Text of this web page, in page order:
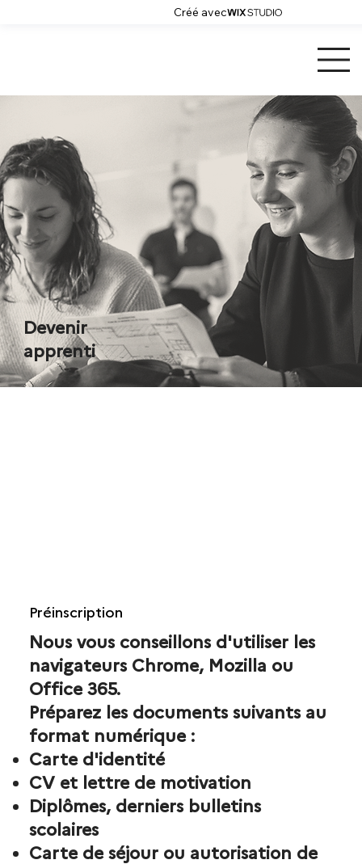
Créé avec
Devenir
apprenti
Préinscription
Nous vous conseillons d'utiliser les
navigateurs Chrome, Mozilla ou
Office 365.
Préparez les documents suivants au
format numérique :
Carte d'identité
CV et lettre de motivation
Diplômes, derniers bulletins
scolaires
Carte de séjour ou autorisation de